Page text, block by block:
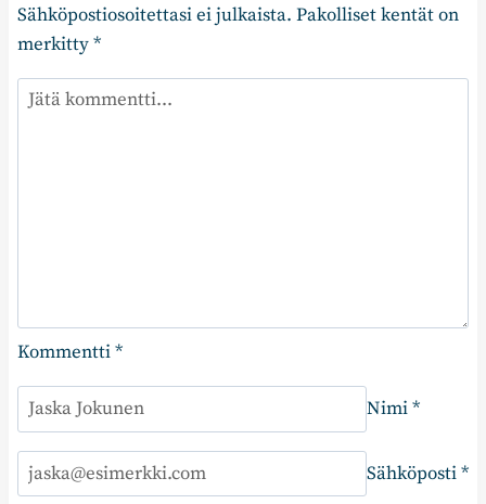
Sähköpostiosoitettasi ei julkaista. Pakolliset kentät on
merkitty*
Kommentti*
Nimi*
Sähköposti*